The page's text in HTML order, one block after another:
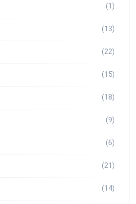
(1)
(13)
(22)
(15)
(18)
(9)
(6)
(21)
(14)